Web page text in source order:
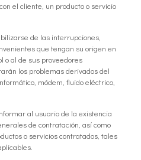
el cliente, un producto o servicio
de las interrupciones,
que tengan su origen en
o al de sus proveedores
los problemas derivados del
módem, fluido eléctrico,
al usuario de la existencia
de contratación, así como
o servicios contratados, tales